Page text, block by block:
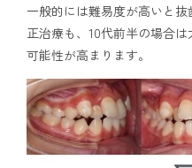
一般的には難易度が高いと
正治療も、10代前半の場合
可能性が高まります。